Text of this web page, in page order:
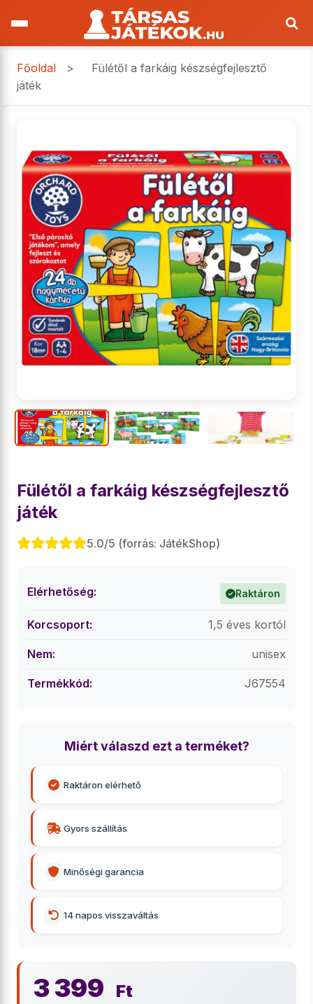
Főoldal >
Fülétől a farkáig készségfejlesztő
játék
Fülétől a farkáig készségfejlesztő
játék
5.0/5 (forrás: JátékShop)
Elérhetőség: Raktáron
Korcsoport: 1,5 éves kortól
Nem: unisex
Termékkód: J67554
Miért válaszd ezt a terméket?
Raktáron elérhető
Gyors szállítás
Minőségi garancia
14 napos visszaváltás
3 399 Ft